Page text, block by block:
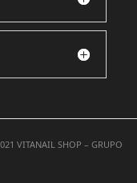
VITANAIL SHOP – GRUPO